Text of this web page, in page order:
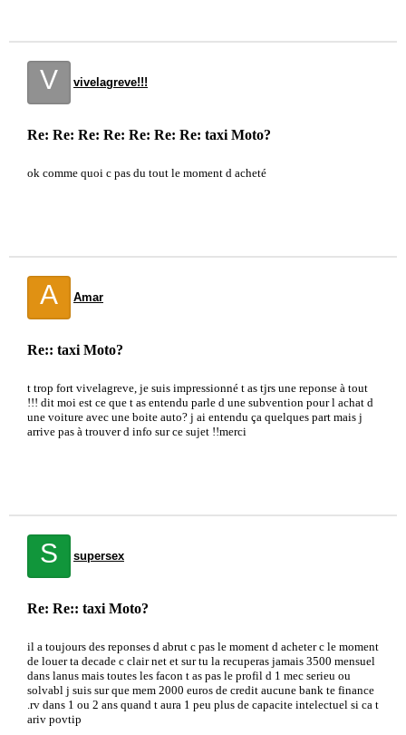
V vivelagreve!!!
Re: Re: Re: Re: Re: Re: Re: taxi Moto?
ok comme quoi c pas du tout le moment d acheté
A Amar
Re:: taxi Moto?
t trop fort vivelagreve, je suis impressionné t as tjrs une reponse à tout
!!! dit moi est ce que t as entendu parle d une subvention pour l achat d
une voiture avec une boite auto? j ai entendu ça quelques part mais j
arrive pas à trouver d info sur ce sujet !!merci
S supersex
Re: Re:: taxi Moto?
il a toujours des reponses d abrut c pas le moment d acheter c le moment
de louer ta decade c clair net et sur tu la recuperas jamais 3500 mensuel
dans lanus mais toutes les facon t as pas le profil d 1 mec serieu ou
solvabl j suis sur que mem 2000 euros de credit aucune bank te finance
.rv dans 1 ou 2 ans quand t aura 1 peu plus de capacite intelectuel si ca t
ariv povtip